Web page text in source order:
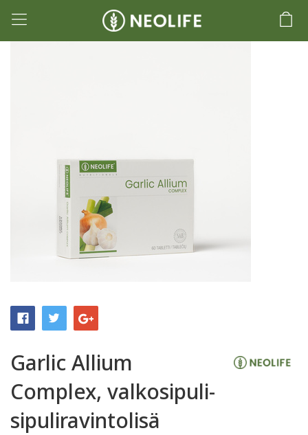
Garlic Allium
Complex, valkosipuli-
sipuliravintolisä